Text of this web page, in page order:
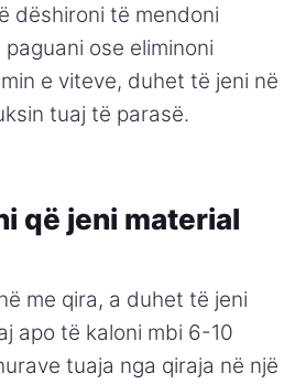
dëshironi të mendoni
ose eliminoni
e viteve, duhet të jeni në
tuaj të parasë.
që jeni material
me qira, a duhet të jeni
apo të kaloni mbi 6-10
tuaja nga qiraja në një